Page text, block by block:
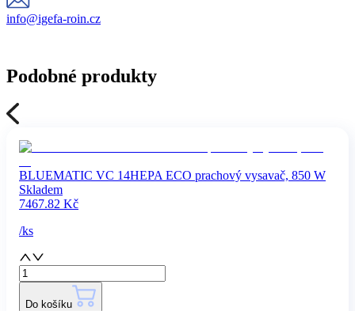
info@igefa-roin.cz
Podobné produkty
BLUEMATIC VC 14HEPA ECO prachový vysavač, 850 W
Skladem
7467.82 Kč
/ks
Do košíku